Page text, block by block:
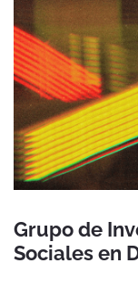
Grupo de
Sociales en